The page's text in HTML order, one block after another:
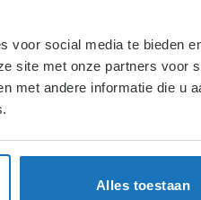
voor social media te bieden
site met onze partners voor
met andere informatie die u
Alles toestaan